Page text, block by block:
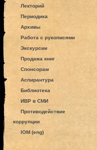
Лекторий
Периодика
Архивы
Работа с рукописями
Экскурсии
Продажа книг
Спонсорам
Аспирантура
Библиотека
ИВР в СМИ
Противодействие
коррупции
IOM (eng)